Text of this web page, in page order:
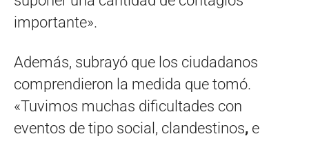
importante».
Además, subrayó que los ciudadanos
comprendieron la medida que tomó.
«Tuvimos muchas dificultades con
eventos de tipo social, clandestinos, e